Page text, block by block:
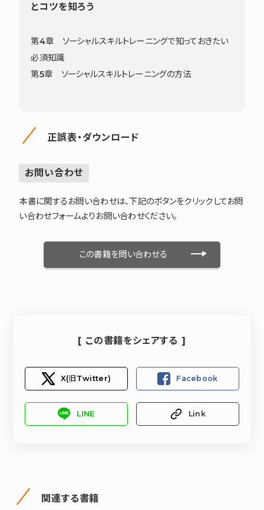
とコツを知ろう
第4章 ソーシャルスキルトレーニングで知っておきたい
必須知識
第5章 ソーシャルスキルトレーニングの方法
正誤表・ダウンロード
お問い合わせ
本書に関するお問い合わせは、下記のボタンをクリックしてお問
い合わせフォームよりお問い合わせください。
この書籍を問い合わせる
[ この書籍をシェアする ]
X(旧Twitter) Facebook
LINE Link
関連する書籍